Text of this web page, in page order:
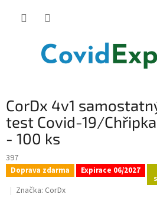
CorDx 4v1
test Covid-19/
- 100 ks
397
Doprava zdarma Expirace 06/2027
Značka: CorDx